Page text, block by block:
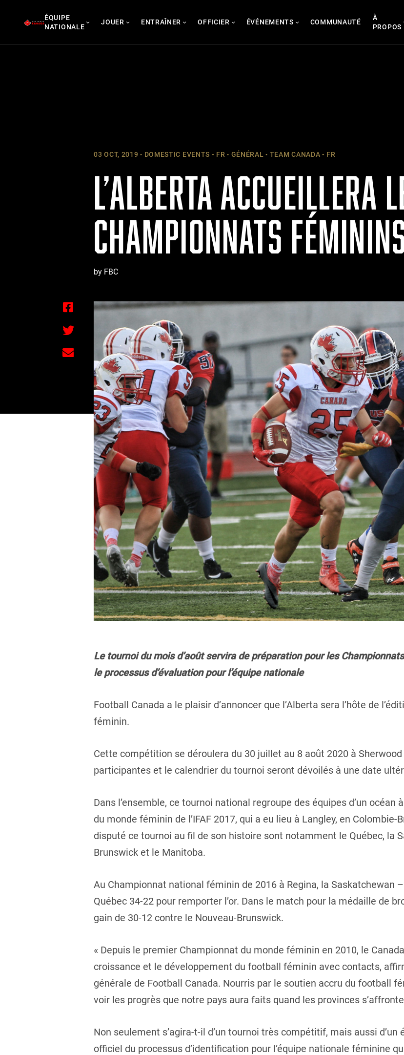
ÉQUIPE
NATIONALE
JOUER ENTRAÎNER OFFICIER ÉVÉNEMENTS COMMUNAUTÉ
À
PROPOS
03 OCT, 2019 DOMESTIC EVENTS - FR GÉNÉRAL TEAM CANADA - FR
L’ALBERTA ACCUEILLERA
CHAMPIONNATS
by FBC
Le tournoi du mois d’août servira de préparation pour les
le processus d’évaluation pour l’équipe nationale
Football Canada a le plaisir d’annoncer que l’Alberta sera l’hôte de
féminin.
Cette compétition se déroulera du 30 juillet au 8 août 2020 à
participantes et le calendrier du tournoi seront dévoilés à une date
Dans l’ensemble, ce tournoi national regroupe des équipes d’un
du monde féminin de l’IFAF 2017, qui a eu lieu à Langley, en
disputé ce tournoi au fil de son histoire sont notamment le Québec, la
Brunswick et le Manitoba.
Au Championnat national féminin de 2016 à Regina, la Saskatchewan
Québec 34-22 pour remporter l’or. Dans le match pour la médaille de
gain de 30-12 contre le Nouveau-Brunswick.
« Depuis le premier Championnat du monde féminin en 2010, le
croissance et le développement du football féminin avec contacts,
générale de Football Canada. Nourris par le soutien accru du football
voir les progrès que notre pays aura faits quand les provinces
Non seulement s’agira-t-il d’un tournoi très compétitif, mais aussi
officiel du processus d’identification pour l’équipe nationale féminine